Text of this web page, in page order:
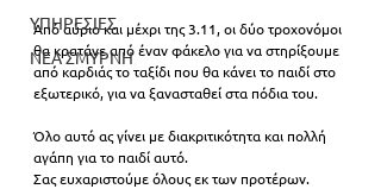
ΥΠΗΡΕΣΙΕΣ
ΝΕΑ ΣΜΥΡΝΗ
Από αύριο και μέχρι της 3.11, οι δύο τροχονόμοι
θα κρατάνε από έναν φάκελο για να στηρίξουμε
από καρδιάς το ταξίδι που θα κάνει το παιδί στο
εξωτερικό, για να ξανασταθεί στα πόδια του.
Όλο αυτό ας γίνει με διακριτικότητα και πολλή
αγάπη για το παιδί αυτό.
Σας ευχαριστούμε όλους εκ των προτέρων.